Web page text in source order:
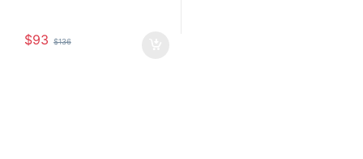
$93 $136